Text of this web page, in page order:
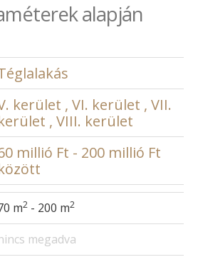
alapján
kerület , VI. kerület , VII.
, VIII. kerület
millió Ft - 200 millió Ft
m2 - 200 m2
megadva